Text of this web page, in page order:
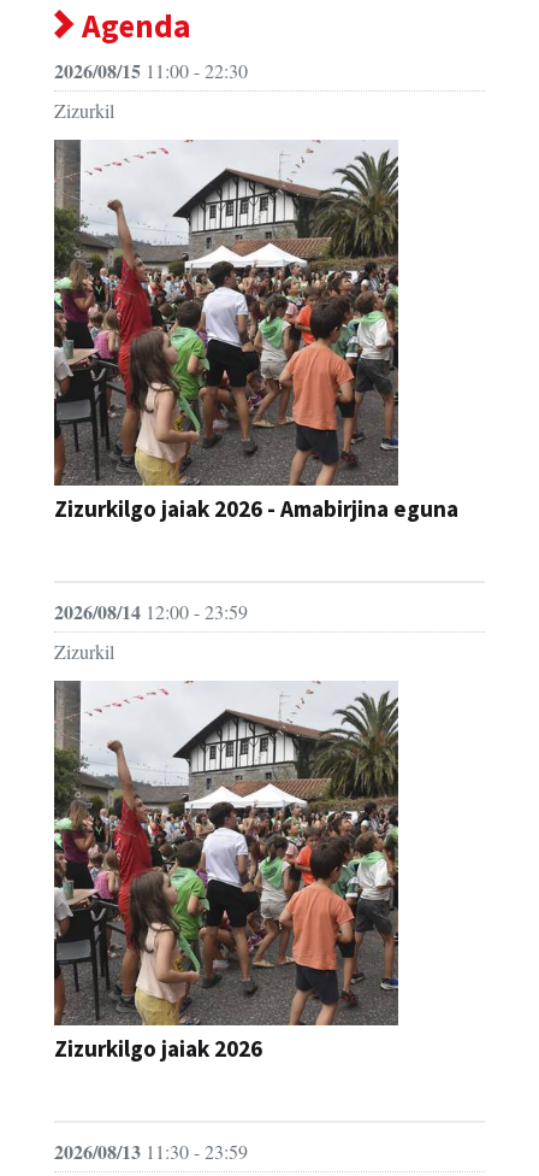
Agenda
2026/08/15 11:00 - 22:30
Zizurkil
Zizurkilgo jaiak 2026 - Amabirjina eguna
2026/08/14 12:00 - 23:59
Zizurkil
Zizurkilgo jaiak 2026
2026/08/13 11:30 - 23:59